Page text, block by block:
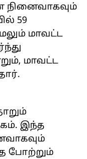
நினைவாகவும்
59
மாவட்ட
மாவட்ட
இந்த
போற்றும்